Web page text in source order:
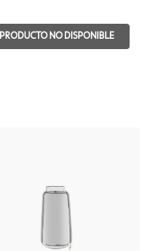
PRODUCTO NO DISPONIBLE